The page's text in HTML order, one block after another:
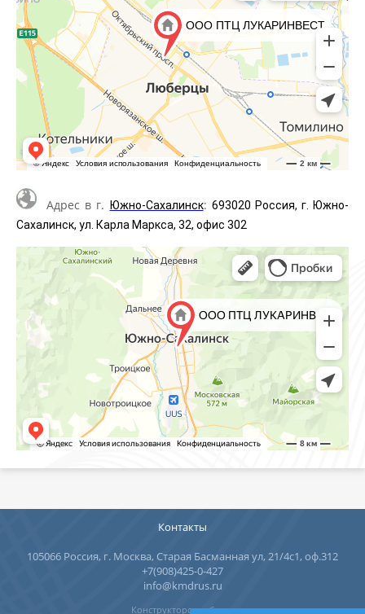
Адрес в г. Южно-Сахалинск: 693020 Россия, г. Южно-
Сахалинск, ул. Карла Маркса, 32, офис 302
Контакты
105066 Россия, г. Москва, Старая Басманная ул, 21/4с1, оф.312
+7(908)425-0-427
info@kmdrus.ru
Конструкторское бюро